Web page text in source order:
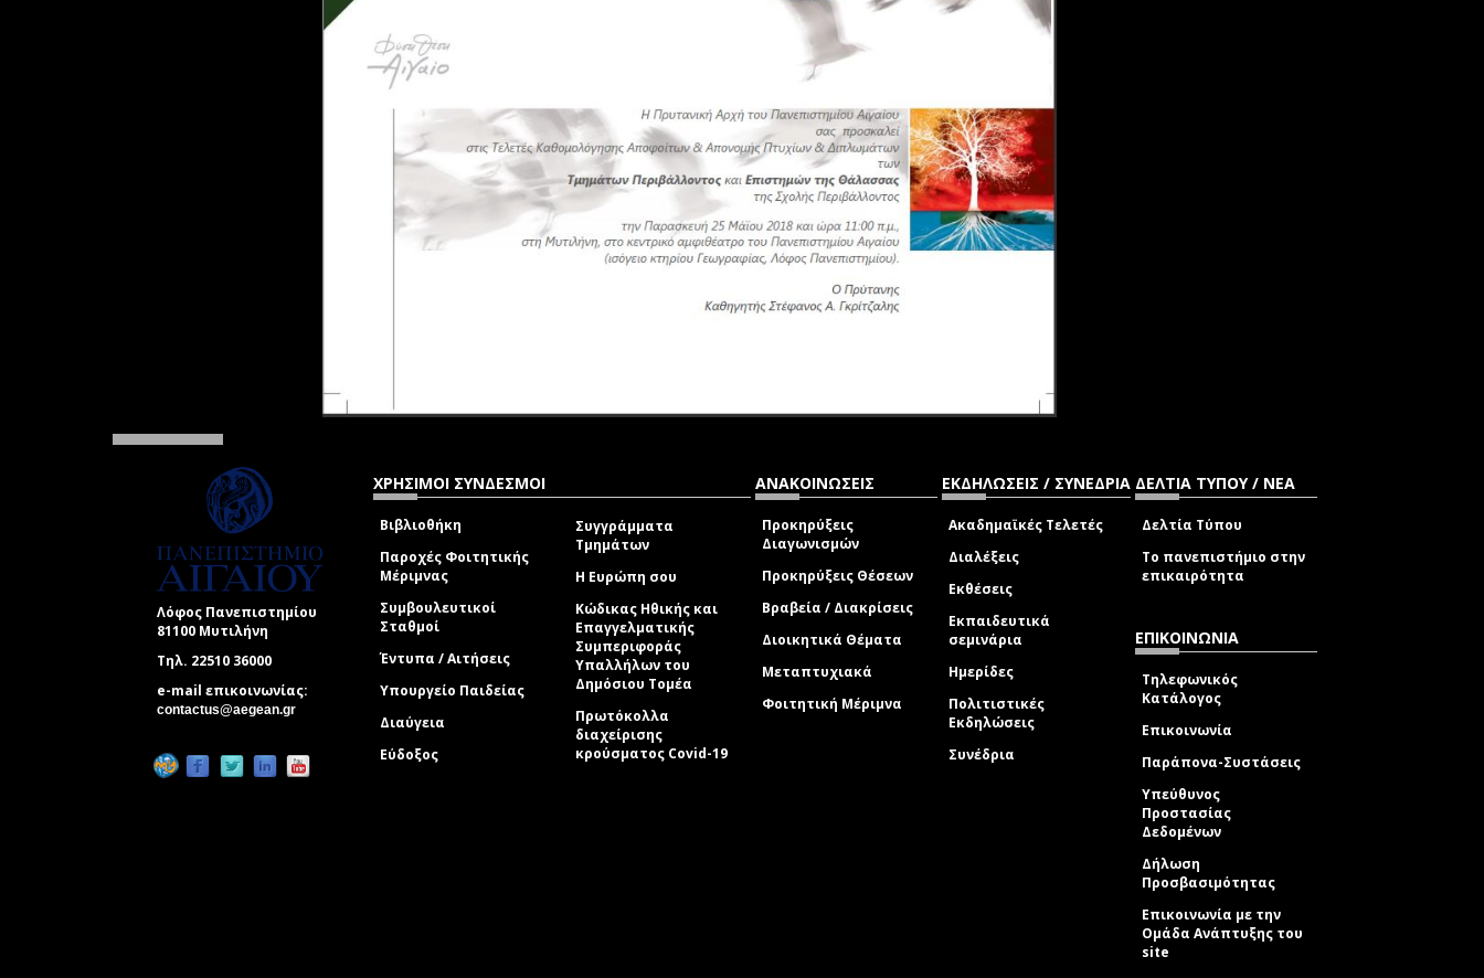
Λόφος Πανεπιστημίου
81100 Μυτιλήνη
Τηλ. 22510 36000
e-mail επικοινωνίας:
contactus@aegean.gr
ΧΡΗΣΙΜΟΙ ΣΥΝΔΕΣΜΟΙ
Βιβλιοθήκη
Παροχές Φοιτητικής
Μέριμνας
Συμβουλευτικοί
Σταθμοί
Έντυπα / Αιτήσεις
Υπουργείο Παιδείας
Διαύγεια
Εύδοξος
Συγγράμματα
Τμημάτων
Η Ευρώπη σου
Κώδικας Ηθικής και
Επαγγελματικής
Συμπεριφοράς
Υπαλλήλων του
Δημόσιου Τομέα
Πρωτόκολλα
διαχείρισης
κρούσματος Covid-19
ΑΝΑΚΟΙΝΩΣΕΙΣ
Προκηρύξεις
Διαγωνισμών
Προκηρύξεις Θέσεων
Βραβεία / Διακρίσεις
Διοικητικά Θέματα
Μεταπτυχιακά
Φοιτητική Μέριμνα
ΕΚΔΗΛΩΣΕΙΣ / ΣΥΝΕΔΡΙΑ
Ακαδημαϊκές Τελετές
Διαλέξεις
Εκθέσεις
Εκπαιδευτικά
σεμινάρια
Ημερίδες
Πολιτιστικές
Εκδηλώσεις
Συνέδρια
ΔΕΛΤΙΑ ΤΥΠΟΥ / ΝΕΑ
Δελτία Τύπου
Το πανεπιστήμιο στην
επικαιρότητα
ΕΠΙΚΟΙΝΩΝΙΑ
Τηλεφωνικός
Κατάλογος
Επικοινωνία
Παράπονα-Συστάσεις
Υπεύθυνος
Προστασίας
Δεδομένων
Δήλωση
Προσβασιμότητας
Επικοινωνία με την
Ομάδα Ανάπτυξης του
site